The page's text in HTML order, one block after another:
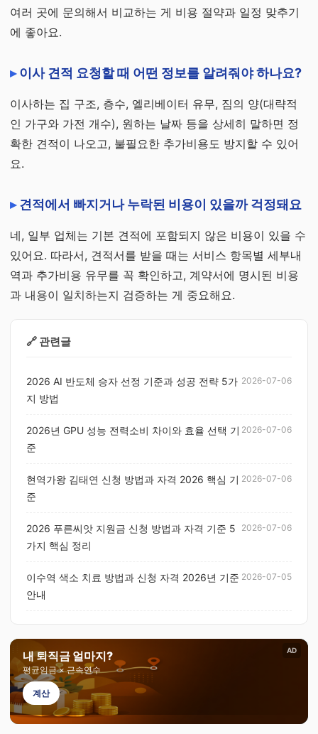
여러 곳에 문의해서 비교하는 게 비용 절약과 일정 맞추기
에 좋아요.
이사 견적 요청할 때 어떤 정보를 알려줘야 하나요?
이사하는 집 구조, 층수, 엘리베이터 유무, 짐의 양(대략적
인 가구와 가전 개수), 원하는 날짜 등을 상세히 말하면 정
확한 견적이 나오고, 불필요한 추가비용도 방지할 수 있어
요.
견적에서 빠지거나 누락된 비용이 있을까 걱정돼요
네, 일부 업체는 기본 견적에 포함되지 않은 비용이 있을 수
있어요. 따라서, 견적서를 받을 때는 서비스 항목별 세부내
역과 추가비용 유무를 꼭 확인하고, 계약서에 명시된 비용
과 내용이 일치하는지 검증하는 게 중요해요.
🔗 관련글
2026 AI 반도체 승자 선정 기준과 성공 전략 5가
지 방법
2026-07-06
2026년 GPU 성능 전력소비 차이와 효율 선택 기
준
2026-07-06
현역가왕 김태연 신청 방법과 자격 2026 핵심 기
준
2026-07-06
2026 푸른씨앗 지원금 신청 방법과 자격 기준 5
가지 핵심 정리
2026-07-06
이수역 색소 치료 방법과 신청 자격 2026년 기준
안내
2026-07-05
AD
내 퇴직금 얼마지?
평균임금 × 근속연수
계산